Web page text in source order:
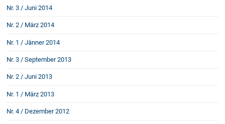
Grundstückkauf
Checkliste: Immobilienertragssteuer
Checkliste: Mietvertrag
Checkliste: Gewerbeanm. durch jur.
Person
Kontakt
Nr. 3 / Juni 2014
Nr. 2 / März 2014
Nr. 1 / Jänner 2014
Nr. 3 / September 2013
Nr. 2 / Juni 2013
Nr. 1 / März 2013
Nr. 4 / Dezember 2012